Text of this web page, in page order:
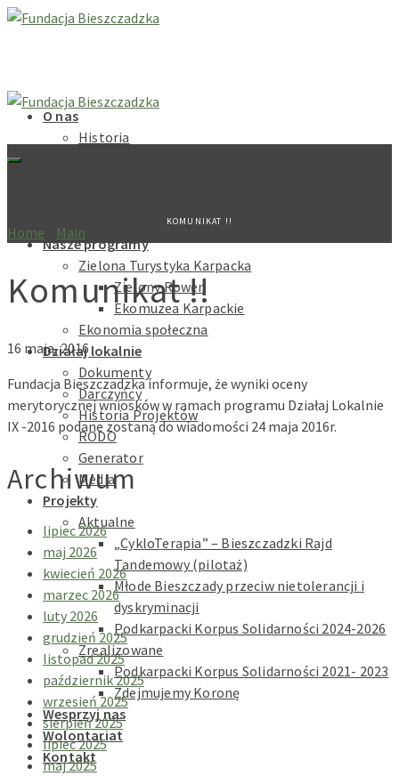
O nas
Historia
Nasze programy
Zielona Turystyka Karpacka
Zielony Rower
Ekomuzea Karpackie
Ekonomia społeczna
Działaj lokalnie
Dokumenty
Darczyńcy
Historia Projektów
RODO
Generator
Media
Projekty
Aktualne
„CykloTerapia” – Bieszczadzki Rajd
Tandemowy (pilotaż)
Młode Bieszczady przeciw nietolerancji i
dyskryminacji
Podkarpacki Korpus Solidarności 2024-2026
Zrealizowane
Podkarpacki Korpus Solidarności 2021- 2023
Zdejmujemy Koronę
Wesprzyj nas
Wolontariat
Kontakt
KOMUNIKAT !!
Home Main
Komunikat !!
16 maja, 2016
Fundacja Bieszczadzka informuje, że wyniki oceny
merytorycznej wniosków w ramach programu Działaj Lokalnie
IX -2016 podane zostaną do wiadomości 24 maja 2016r.
Archiwum
lipiec 2026
maj 2026
kwiecień 2026
marzec 2026
luty 2026
grudzień 2025
listopad 2025
październik 2025
wrzesień 2025
sierpień 2025
lipiec 2025
maj 2025